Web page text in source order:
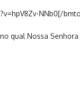
NNb0[/
qual Nossa